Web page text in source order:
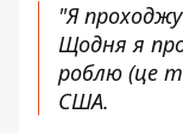
"Я
Щодня я
роблю (це
США.